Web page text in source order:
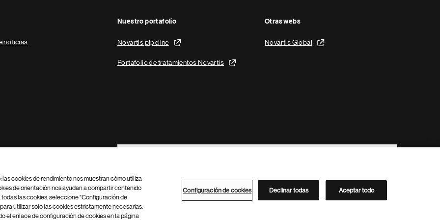
noticias
Nuestro portafolio
Novartis pipeline
Portafolio de tratamientos Novartis
Otras webs
Novartis Global
Footer Site Search
Configuración de cookies Mapa del sitio
Directorio de Novartis
cookies de rendimiento nos muestran cómo utiliza
de orientación nos ayudan a compartir contenido
las cookies, seleccione "Configuración de
utilizar solo las cookies estrictamente necesarias.
el enlace de configuración de cookies en la página
Configuración de cookies Declinar todas Aceptar todo